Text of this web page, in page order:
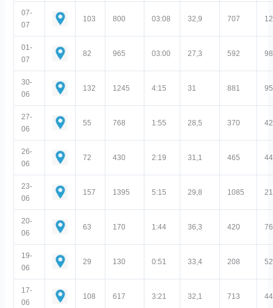
07-
07
103 800 03:08 32,9 707
01-
07
82 965 03:00 27,3 592
30-
06
132 1245 4:15 31 881
27-
06
55 768 1:55 28,5 370
26-
06
72 430 2:19 31,1 465
23-
06
157 1395 5:15 29,8 1085
20-
06
63 170 1:44 36,3 420 76
19-
06
29 130 0:51 33,4 208 52
17-
06
108 617 3:21 32,1 713